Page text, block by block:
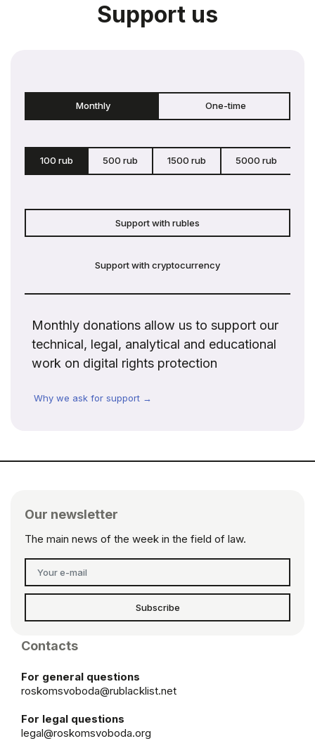
Support us
Monthly One-time
100 rub 500 rub 1500 rub 5000 rub
Support with rubles
Support with cryptocurrency
Monthly donations allow us to support our
technical, legal, analytical and educational
work on digital rights protection
Why we ask for support →
Our newsletter
The main news of the week in the field of law.
Subscribe
Contacts
For general questions
roskomsvoboda@rublacklist.net
For legal questions
legal@roskomsvoboda.org